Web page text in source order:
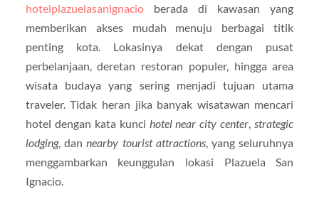
hotelplazuelasanignacioberada di kawasan yang
memberikan akses mudah menuju berbagai titik
penting kota. Lokasinya dekat dengan pusat
perbelanjaan, deretan restoran populer, hingga area
wisata budaya yang sering menjadi tujuan utama
traveler. Tidak heran jika banyak wisatawan mencari
hotel dengan kata kunci hotel near city center strategic
lodging, dannearby tourist attractions, yang seluruhnya
menggambarkan keunggulan lokasi Plazuela San
Ignacio.